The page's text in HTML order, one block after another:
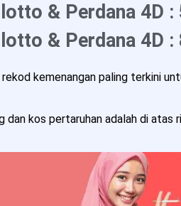
& Perdana 4D :
& Perdana 4D :
kemenangan paling terkini
kos pertaruhan adalah di atas